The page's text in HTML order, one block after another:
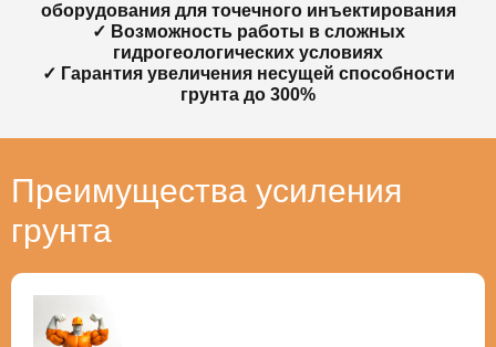
оборудования для точечного инъектирования
✓ Возможность работы в сложных
гидрогеологических условиях
✓ Гарантия увеличения несущей способности
грунта до 300%
Преимущества усиления
грунта